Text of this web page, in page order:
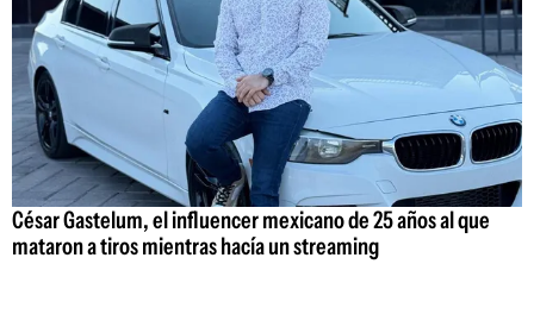
César Gastelum, el influencer mexicano de 25 años al que
mataron a tiros mientras hacía un streaming